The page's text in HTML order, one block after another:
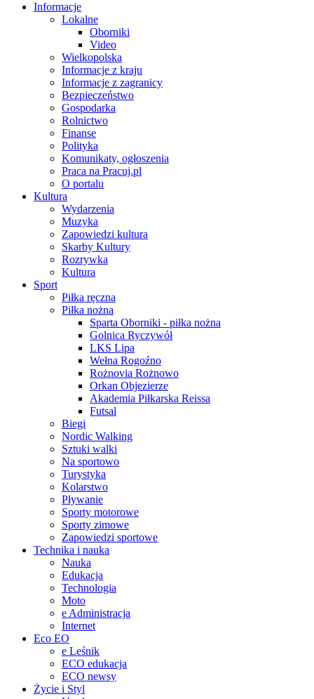
Informacje
Lokalne
Oborniki
Video
Wielkopolska
Informacje z kraju
Informacje z zagranicy
Bezpieczeństwo
Gospodarka
Rolnictwo
Finanse
Polityka
Komunikaty, ogłoszenia
Praca na Pracuj.pl
O portalu
Kultura
Wydarzenia
Muzyka
Zapowiedzi kultura
Skarby Kultury
Rozrywka
Kultura
Sport
Piłka ręczna
Piłka nożna
Sparta Oborniki - piłka nożna
Golnica Ryczywół
LKS Lipa
Wełna Rogoźno
Rożnovia Rożnowo
Orkan Objezierze
Akademia Piłkarska Reissa
Futsal
Biegi
Nordic Walking
Sztuki walki
Na sportowo
Turystyka
Kolarstwo
Pływanie
Sporty motorowe
Sporty zimowe
Zapowiedzi sportowe
Technika i nauka
Nauka
Edukacja
Technologia
Moto
e Administracja
Internet
Eco EO
e Leśnik
ECO edukacja
ECO newsy
Życie i Styl